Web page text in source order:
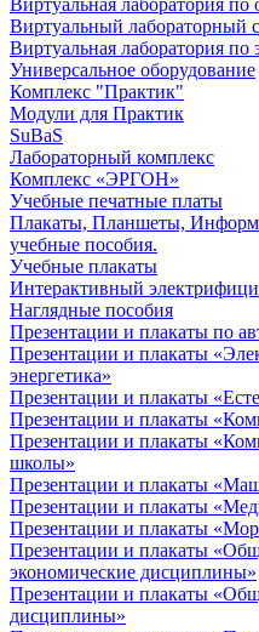
Виртуальная лаборатория по
Виртуальный лабораторный
Виртуальная лаборатория по
Универсальное оборудование
Комплекс "Практик"
Модули для Практик
SuBaS
Лабораторный комплекс
Комплекс «ЭРГОН»
Учебные печатные платы
Плакаты, Планшеты,
учебные пособия.
Учебные плакаты
Интерактивный
Наглядные пособия
Презентации и плакаты по
Презентации и плакаты
энергетика»
Презентации и плакаты
Презентации и плакаты
Презентации и плакаты
школы»
Презентации и плакаты
Презентации и плакаты
Презентации и плакаты
Презентации и плакаты
экономические дисциплины»
Презентации и плакаты
дисциплины»